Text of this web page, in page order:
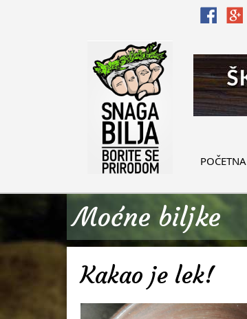
POČETNA
Moćne biljke
Kakao je lek!